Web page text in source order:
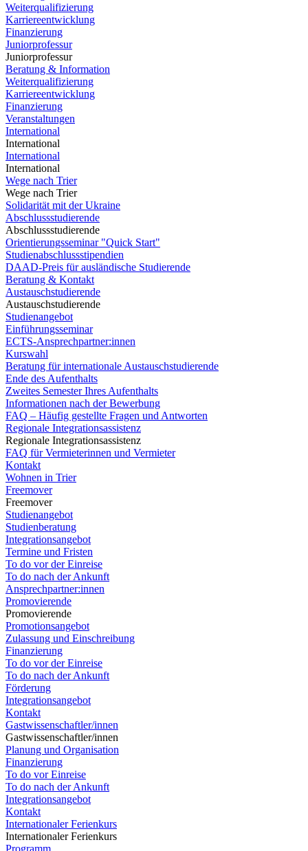
Weiterqualifizierung
Karriereentwicklung
Finanzierung
Juniorprofessur
Juniorprofessur
Beratung & Information
Weiterqualifizierung
Karriereentwicklung
Finanzierung
Veranstaltungen
International
International
International
International
Wege nach Trier
Wege nach Trier
Solidarität mit der Ukraine
Abschlussstudierende
Abschlussstudierende
Orientierungsseminar "Quick Start"
Studienabschlussstipendien
DAAD-Preis für ausländische Studierende
Beratung & Kontakt
Austauschstudierende
Austauschstudierende
Studienangebot
Einführungsseminar
ECTS-Ansprechpartner:innen
Kurswahl
Beratung für internationale Austauschstudierende
Ende des Aufenthalts
Zweites Semester Ihres Aufenthalts
Informationen nach der Bewerbung
FAQ – Häufig gestellte Fragen und Antworten
Regionale Integrationsassistenz
Regionale Integrationsassistenz
FAQ für Vermieterinnen und Vermieter
Kontakt
Wohnen in Trier
Freemover
Freemover
Studienangebot
Studienberatung
Integrationsangebot
Termine und Fristen
To do vor der Einreise
To do nach der Ankunft
Ansprechpartner:innen
Promovierende
Promovierende
Promotionsangebot
Zulassung und Einschreibung
Finanzierung
To do vor der Einreise
To do nach der Ankunft
Förderung
Integrationsangebot
Kontakt
Gastwissenschaftler/innen
Gastwissenschaftler/innen
Planung und Organisation
Finanzierung
To do vor Einreise
To do nach der Ankunft
Integrationsangebot
Kontakt
Internationaler Ferienkurs
Internationaler Ferienkurs
Programm